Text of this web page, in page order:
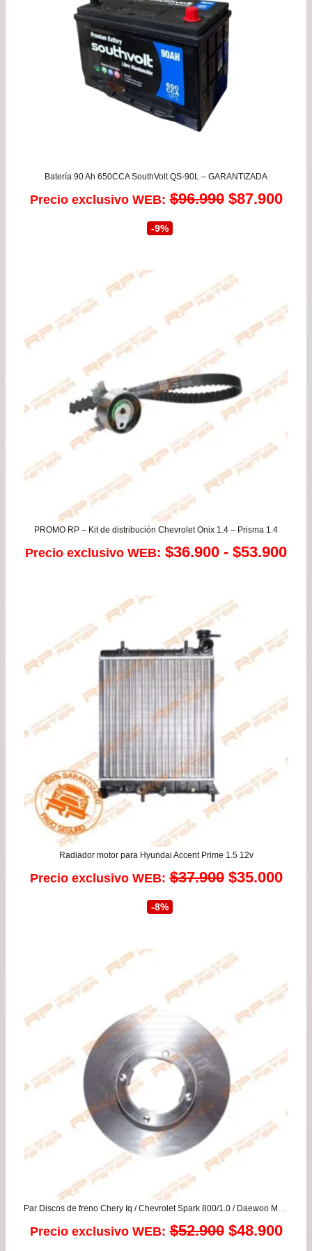
Batería 90 Ah 650CCA SouthVolt QS-90L – GARANTIZADA
Precio exclusivo WEB: $96.990 El
era:
$96.990.
$87.900El
-9%
PROMO RP – Kit de distribución Chevrolet Onix 1.4 – Prisma 1.4
Precio exclusivo WEB: $36.900 - $53.900
Radiador motor para Hyundai Accent Prime 1.5 12v
Precio exclusivo WEB: $37.900 El
era:
$37.900.
$35.000El
-8%
Par Discos de freno Chery Iq / Chevrolet Spark 800/1.0 / Daewoo Matiz
Precio exclusivo WEB: $52.900 El
$48.900El